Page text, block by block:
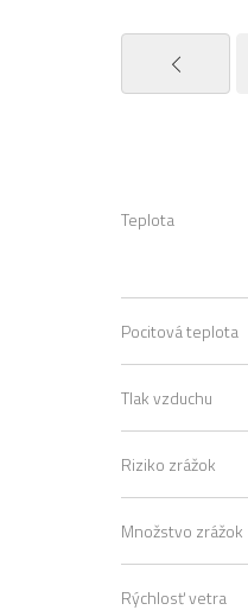
Teplota
Pocitová teplota
Tlak vzduchu
Riziko zrážok
Množstvo zrážok
Rýchlosť vetra